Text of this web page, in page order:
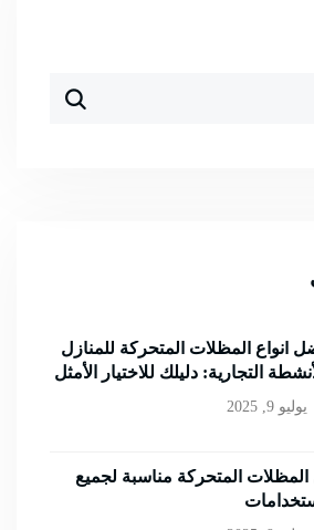
أنواع المظلات المتحركة للمنازل
التجارية: دليلك للاختيار الأمثل
يوليو 9, 2025
المتحركة مناسبة لجميع